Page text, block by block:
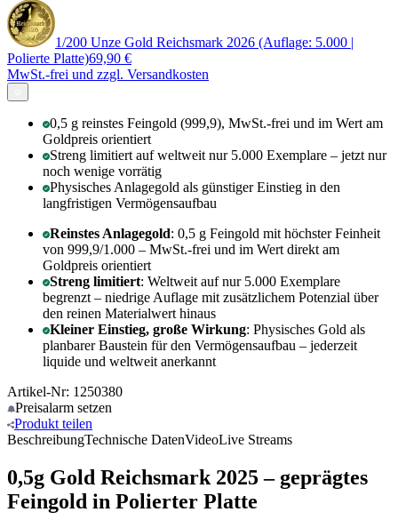
1/200 Unze Gold Reichsmark 2026 (Auflage: 5.000 |
Polierte Platte)69,90 €
MwSt.-frei und zzgl. Versandkosten
0,5 g reinstes Feingold (999,9), MwSt.-frei und im Wert am
Goldpreis orientiert
Streng limitiert auf weltweit nur 5.000 Exemplare – jetzt nur
noch wenige vorrätig
Physisches Anlagegold als günstiger Einstieg in den
langfristigen Vermögensaufbau
Reinstes Anlagegold: 0,5 g Feingold mit höchster Feinheit
von 999,9/1.000 – MwSt.-frei und im Wert direkt am
Goldpreis orientiert
Streng limitiert: Weltweit auf nur 5.000 Exemplare
begrenzt – niedrige Auflage mit zusätzlichem Potenzial über
den reinen Materialwert hinaus
Kleiner Einstieg, große Wirkung: Physisches Gold als
planbarer Baustein für den Vermögensaufbau – jederzeit
liquide und weltweit anerkannt
Artikel-Nr: 1250380
Preisalarm setzen
Produkt teilen
BeschreibungTechnische DatenVideoLive Streams
0,5g Gold Reichsmark 2025 – geprägtes
Feingold in Polierter Platte